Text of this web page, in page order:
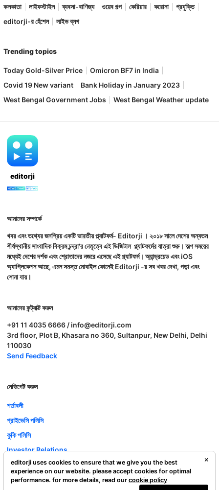
কলকাতা
লাইফস্টাইল ব্যবসা-বাণিজ্য ওয়েব গল্প কেরিয়ার করোনা
প্রযুক্তি
editorji-র হেঁশেল
লাইভ ব্লগ
Trending topics
Today Gold-Silver Price
Omicron BF7 in India
Covid 19 New variant
Bank Holiday in January 2023
West Bengal Government Jobs
West Bengal Weather update
editorji
আমাদের সম্পর্কে
খবর এবং তথ্যের জনপ্রিয় একটি ভারতীয় প্ল্যাটফর্ম- Editorji । ২০১৮ সালে দেশের অন্যতম
শীর্ষস্থানীয় সাংবাদিক বিক্রম চন্দ্রা'র নেতৃত্বে এই ডিজিটাল প্ল্যাটফর্মের যাত্রা শুরু। অল্প সময়ের
মধ্যেই দেশের দর্শক এবং শ্রোতাদের নজরে এসেছে এই প্ল্যাটফর্ম। অ্যান্ড্রয়েড এবং iOS
অ্যাপ্লিকেশন আছে, এমন সমস্ত মোবাইল ফোনেই Editorji -র সব খবর দেখা, পড়া এবং
শোনা যায়।
আমাদের কন্ট্যাক্ট করুন
+91 11 4035 6666 / info@editorji.com
3rd floor, Plot B, Khasara no 360, Sultanpur, New Delhi, Delhi
110030
Send Feedback
নেভিগেট করুন
শর্তাবলী
প্রাইভেসি পলিসি
কুকি পলিসি
Investor Relations
ক্যারিয়ার
Complaint Redressal
editorji uses cookies to ensure that we give you the best
experience on our website. please accept cookies for optimal
performance. for more details, read our cookie policy